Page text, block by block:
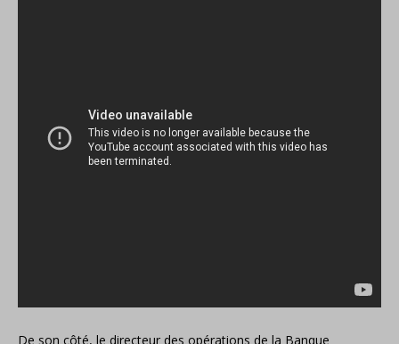
De son côté, le directeur des opérations de la Banque